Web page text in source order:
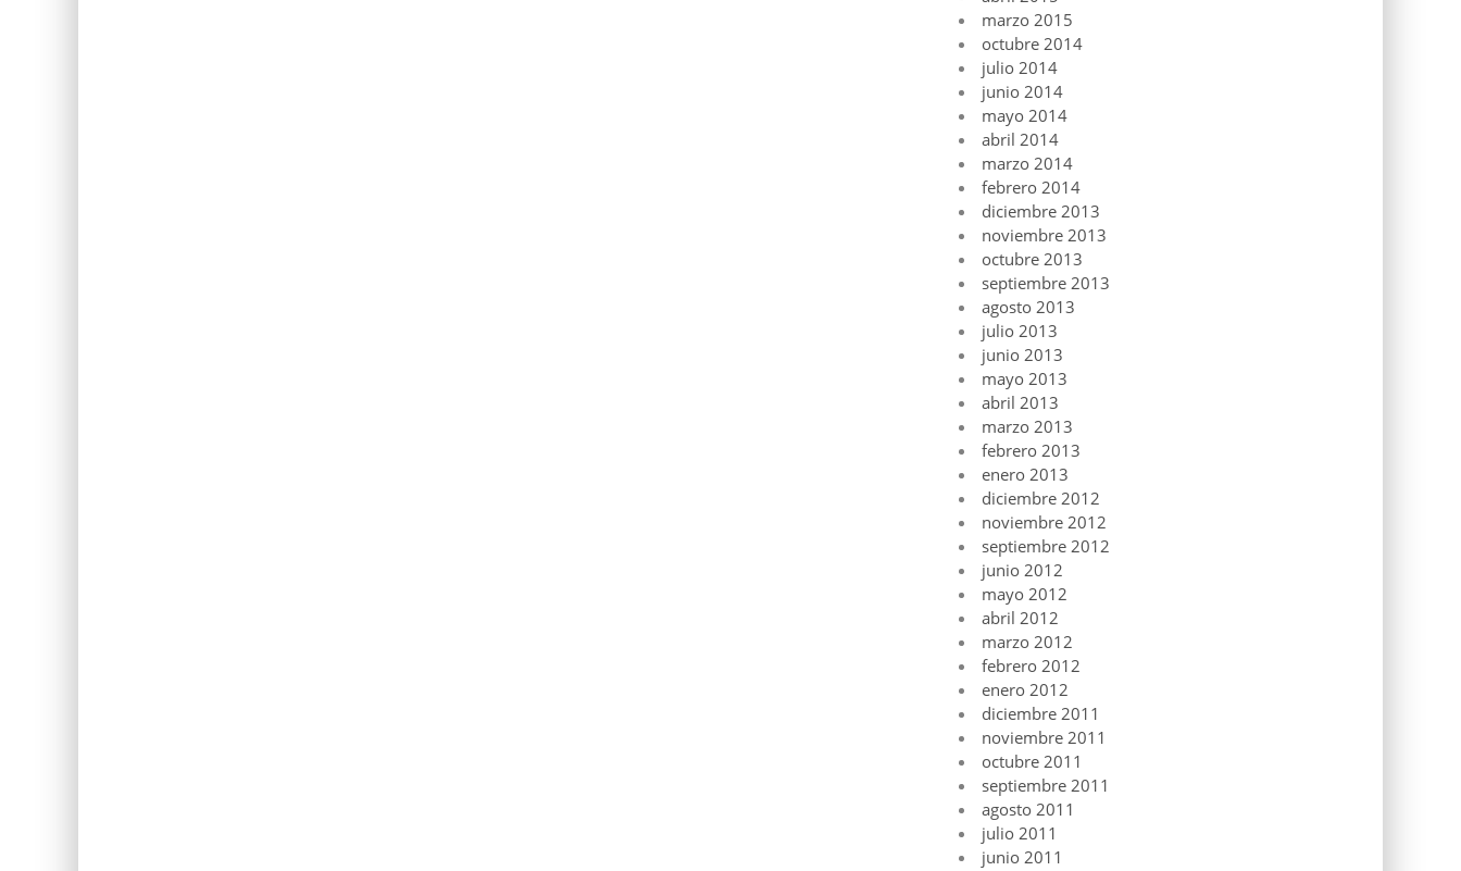
marzo 2015
octubre 2014
julio 2014
junio 2014
mayo 2014
abril 2014
marzo 2014
febrero 2014
diciembre 2013
noviembre 2013
octubre 2013
septiembre 2013
agosto 2013
julio 2013
junio 2013
mayo 2013
abril 2013
marzo 2013
febrero 2013
enero 2013
diciembre 2012
noviembre 2012
septiembre 2012
junio 2012
mayo 2012
abril 2012
marzo 2012
febrero 2012
enero 2012
diciembre 2011
noviembre 2011
octubre 2011
septiembre 2011
agosto 2011
julio 2011
junio 2011